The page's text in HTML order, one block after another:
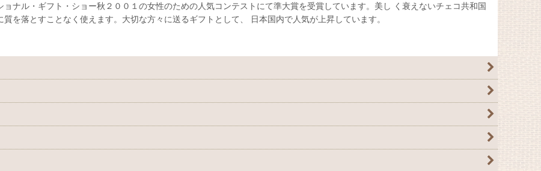
ナル・ギフト・ショー秋２００１の女性のための人気コンテストにて準大賞を受賞しています。美し く衰えないチェコ共和国
を落とすことなく使えます。大切な方々に送るギフトとして、 日本国内で人気が上昇しています。